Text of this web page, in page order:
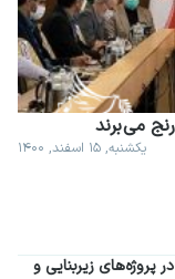
می برند
یکشنبه, ۱۵ اسفند, ۱۴۰۰
پروژه‌های زیربنایی و